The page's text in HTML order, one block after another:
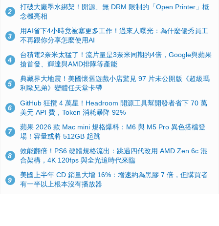
2
打破大廠墨水綁架！開源、無 DRM 限制的「Open Printer」概
念機亮相
3
用AI省下4小時竟被塞更多工作！過來人曝光：為什麼優秀員工
不再跟你分享怎麼使用AI
4
台積電2奈米太猛了！流片量是3奈米同期的4倍，Google與蘋果
搶首發、輝達與AMD排隊等產能
5
典藏界大地震！美國懷舊遊戲小店驚見 97 片未公開版《超級瑪
利歐兄弟》變體任天堂卡帶
6
GitHub 狂攬 4 萬星！Headroom 開源工具幫開發者省下 70 萬
美元 API 費，Token 消耗暴降 92%
7
蘋果 2026 款 Mac mini 規格爆料：M6 與 M5 Pro 異色搭檔登
場！容量或將 512GB 起跳
8
效能翻倍！PS6 硬體規格流出：跳過四代改用 AMD Zen 6c 混
合架構，4K 120fps 與全光追時代來臨
9
美國上半年 CD 銷量大增 16%：增速約為黑膠 7 倍，但購買者
有一半以上根本沒有播放器